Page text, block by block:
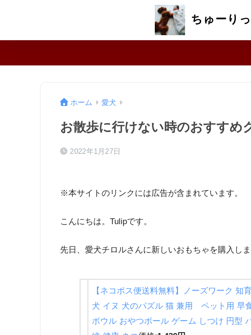
ちゅーり
ホーム 愛犬
お散歩に行けない時のおすすめ
2022年1月27日
※本サイトのリンクには広告が含まれています。
こんにちは。Tulipです。
先日、愛犬チロルさんに新しいおもちゃを購入しま
【ネコポス便送料無料】ノーズワーク 知
犬 イヌ 犬のパズル 猫 兼用 ペット用 早
ボウル おやつボール ゲーム しつけ 円型